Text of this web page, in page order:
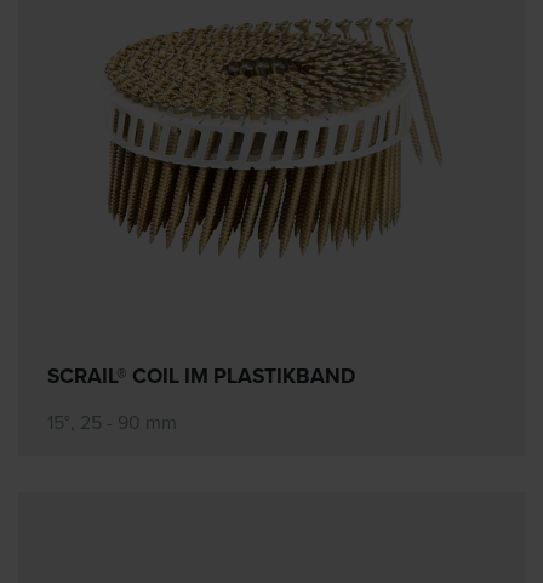
SCRAIL® COIL IM PLASTIKBAND
15°, 25 - 90 mm